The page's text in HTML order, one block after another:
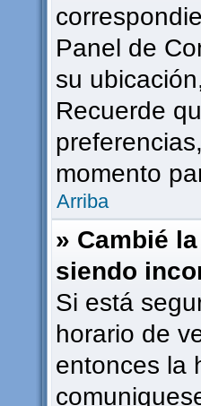
Panel de
su
Recuerde
momento
Arriba
» Cambié
siendo
Si está
horario de
entonces la